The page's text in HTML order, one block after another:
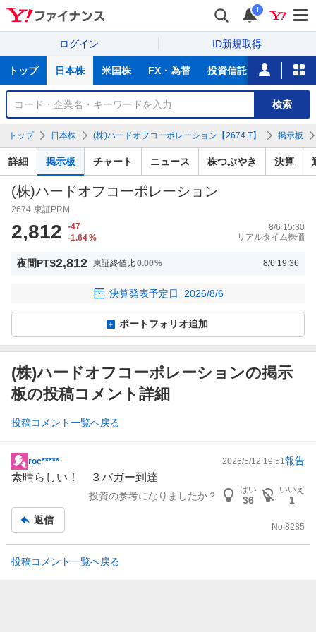
i
ログイン ID新規取得
サ
トップ 日本株 米国株 FX・為替 投資信託 ニュース
銘
検
索
検索
トップ 日本株 (株)ハードオフコーポレーション【2674.T】 掲示板
詳細 掲示板 チャート ニュース 株つぶやき 決算
(株)ハードオフコーポレーション
2674 東証PRM
2,812
-47
-1.64%
8/6 15:30
リアルタイム株価
夜間PTS2,812 東証終値比0.00% 8/6 19:36
決算発表予定日 2026/8/6
ポートフォリオ追加
(株)ハードオフコーポレーションの掲示
板の投稿コメント詳細
投稿コメント一覧へ戻る
掲
示
事
roc***** 2026/5/12 19:51 報告
素晴らしい！ ３バガー到達
投資の参考になりましたか？
はい
36
いいえ
1
返信
No.8285
投稿コメント一覧へ戻る